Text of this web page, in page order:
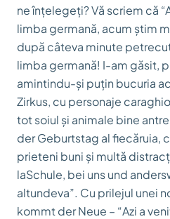
ne înțelegeți? Vă scriem că
limba germană, acum știm
după câteva minute
limba germană! I-am găsit,
amintindu-și puțin bucuria
Zirkus, cu personaje
tot soiul și animale bine
der Geburtstag al fiecăruia,
prieteni buni și multă
laSchule, bei uns und
altundeva”. Cu prilejul unei
kommt der Neue – “Azi a